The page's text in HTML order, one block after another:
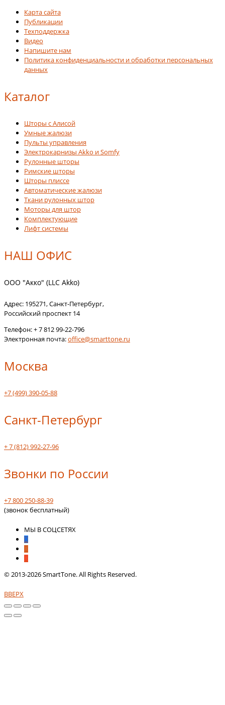
Карта сайта
Публикации
Техподдержка
Видео
Напишите нам
Политика конфиденциальности и обработки персональных
данных
Каталог
Шторы с Алисой
Умные жалюзи
Пульты управления
Электрокарнизы Akko и Somfy
Рулонные шторы
Римские шторы
Шторы плиссе
Автоматические жалюзи
Ткани рулонных штор
Моторы для штор
Комплектующие
Лифт системы
НАШ ОФИС
ООО "Акко" (LLC Akko)
Адрес: 195271,Санкт-Петербург,
Российский проспект 14
Телефон:+ 7 812 99-22-796
Электронная почта:office@smarttone.ru
Москва
+7 (499) 390-05-88
Санкт-Петербург
+ 7 (812) 992-27-96
Звонки по России
+7 800 250-88-39
(звонок бесплатный)
МЫ В СОЦСЕТЯХ
© 2013-2026 SmartTone. All Rights Reserved.
ВВЕРХ